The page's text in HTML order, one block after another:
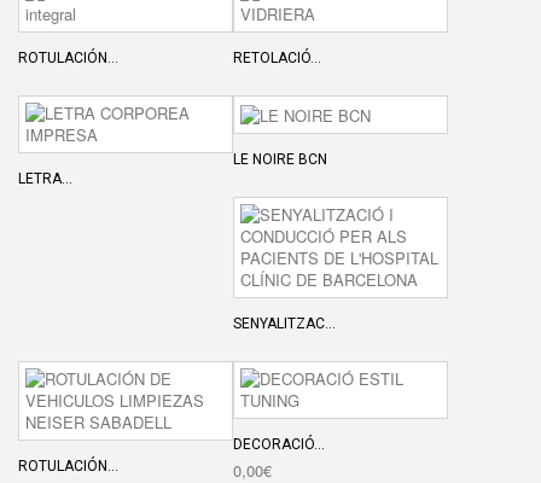
ROTULACIÓN... RETOLACIÓ...
LETRA...
LE NOIRE BCN
SENYALITZAC...
ROTULACIÓN...
DECORACIÓ...
0,00€